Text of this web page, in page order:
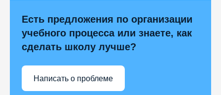
Есть предложения по организации
учебного процесса или знаете, как
сделать школу лучше?
Написать о проблеме